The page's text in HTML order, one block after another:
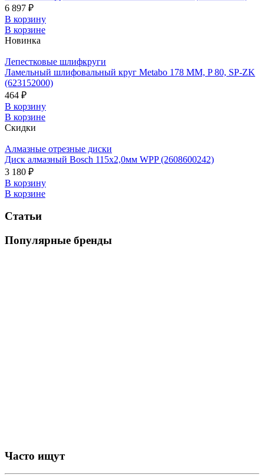
6 897 ₽
В корзину
В корзине
Новинка
Лепестковые шлифкруги
Ламельный шлифовальный круг Metabo 178 ММ, P 80, SP-ZK
(623152000)
464 ₽
В корзину
В корзине
Скидки
Алмазные отрезные диски
Диск алмазный Bosch 115x2,0мм WPP (2608600242)
3 180 ₽
В корзину
В корзине
Статьи
Популярные бренды
Часто ищут